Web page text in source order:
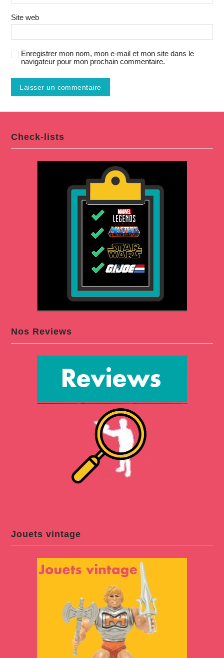
Site web
Enregistrer mon nom, mon e-mail et mon site dans le
navigateur pour mon prochain commentaire.
Check-lists
Nos Reviews
Jouets vintage